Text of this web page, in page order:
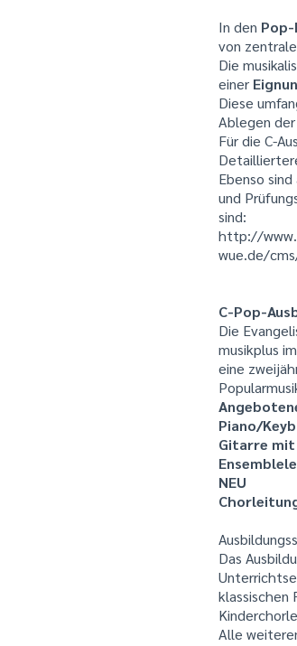
In den
von
Die
einer
Diese
Ablegen
Für die C-
Ebenso
und
sind:
http://
wue.de/
C-Pop-
Die
musikplus
eine
Piano/
Gitarre mit
NEU
Das
klassischen
Alle